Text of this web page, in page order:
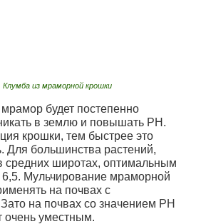
из мраморной крошки
будет постепенно
в землю и повышать PH.
крошки, тем быстрее это
Для большинства растений,
средних широтах, оптимальным
6,5. Мульчирование мраморной
на почвах с
на почвах со значением PH
очень уместным.